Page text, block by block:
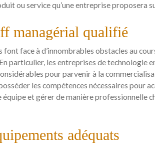
ou service qu’une entreprise proposera
managérial qualifié
font face à d’innombrables obstacles au
particulier, les entreprises de technologie
pour parvenir à la
les compétences nécessaires pour
et gérer de manière professionnelle
adéquats